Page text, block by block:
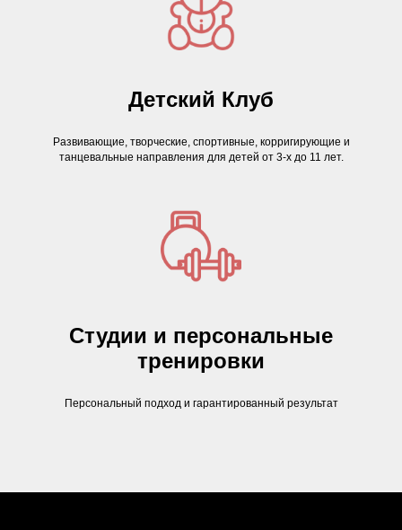
Детский Клуб
Развивающие, творческие, спортивные, корригирующие и
танцевальные направления для детей от 3-х до 11 лет.
Студии и персональные
тренировки
Персональный подход и гарантированный результат